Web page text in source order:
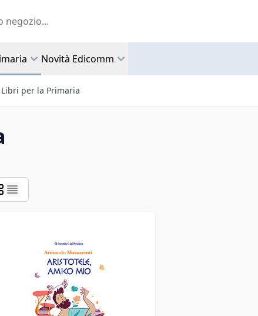
Novità Edicomm
Libri per la Primaria